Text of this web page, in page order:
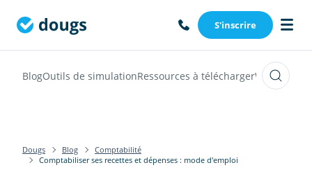
S'inscrire
BlogOutils de simulationRessources à téléchargerWebinars
Dougs Blog
Comptabilité
Comptabiliser ses recettes et dépenses : mode d'emploi